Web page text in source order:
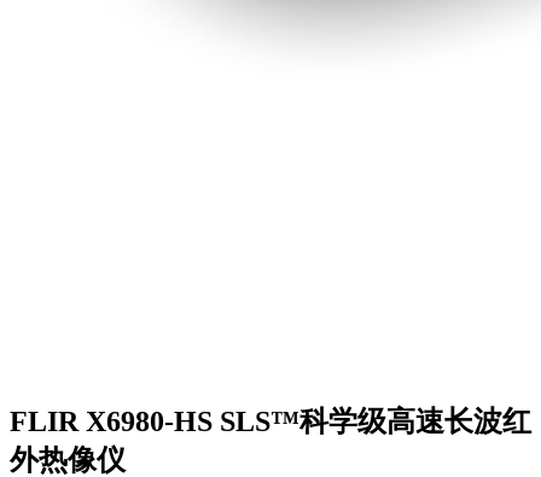
FLIR X6980-HS SLS™科学级高速长波红
外热像仪